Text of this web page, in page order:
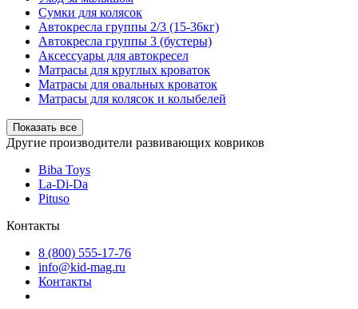
Сумки для колясок
Автокресла группы 2/3 (15-36кг)
Автокресла группы 3 (бустеры)
Аксессуары для автокресел
Матрасы для круглых кроваток
Матрасы для овальных кроваток
Матрасы для колясок и колыбелей
Показать все
Другие производители развивающих ковриков
Biba Toys
La-Di-Da
Pituso
Контакты
8 (800) 555-17-76
info@kid-mag.ru
Контакты